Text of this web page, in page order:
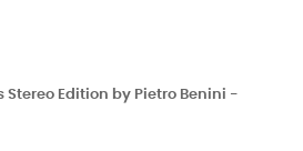
Stereo Edition by Pietro Benini -